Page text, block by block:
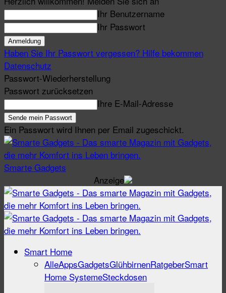
Ihr Benutzername
Ihr Passwort
Haben Sie Ihr Passwort vergessen? Hilfe bekommen
Datenschutz
Passwort-Wiederherstellung
Passwort zurücksetzen
Ihre E-Mail-Adresse
Ein Passwort wird Ihnen per Email zugeschickt.
Smarte Gadgets
Anzeige
Smart Home
AlleAppsGadgetsGlühbirnenRatgeberSmart
Home SystemeSteckdosen